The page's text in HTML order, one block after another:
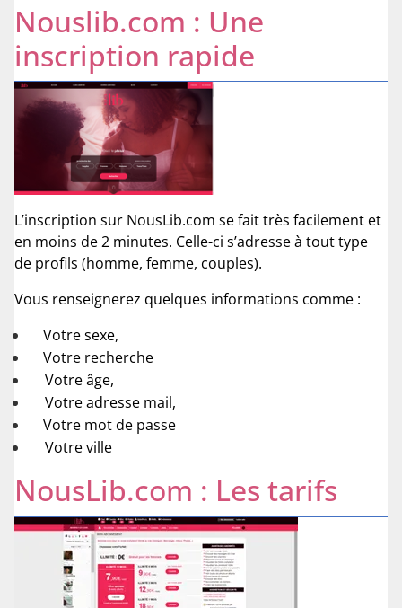
Nouslib.com : Une
inscription rapide
L’inscription sur NousLib.com se fait très facilement et
en moins de 2 minutes. Celle-ci s’adresse à tout type
de profils (homme, femme, couples).
Vous renseignerez quelques informations comme :
Votre sexe,
Votre recherche
Votre âge,
Votre adresse mail,
Votre mot de passe
Votre ville
NousLib.com : Les tarifs